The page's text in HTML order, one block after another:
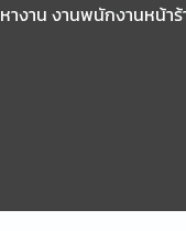
หางาน งานพนักงานหน้า